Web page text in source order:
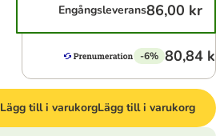
Engångsleverans86,00 kr
-6% 80,84
Lägg till i varukorgLägg till i varukorg